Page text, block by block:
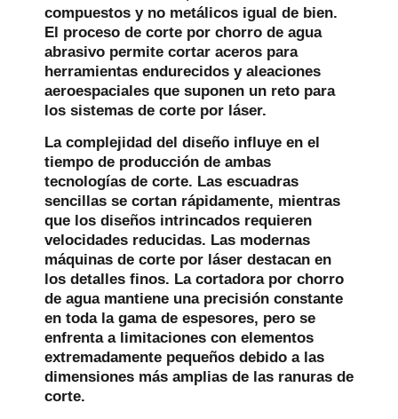
compuestos y no metálicos igual de bien.
El proceso de corte por chorro de agua
abrasivo permite cortar aceros para
herramientas endurecidos y aleaciones
aeroespaciales que suponen un reto para
los sistemas de corte por láser.
La complejidad del diseño influye en el
tiempo de producción de ambas
tecnologías de corte. Las escuadras
sencillas se cortan rápidamente, mientras
que los diseños intrincados requieren
velocidades reducidas. Las modernas
máquinas de corte por láser destacan en
los detalles finos. La cortadora por chorro
de agua mantiene una precisión constante
en toda la gama de espesores, pero se
enfrenta a limitaciones con elementos
extremadamente pequeños debido a las
dimensiones más amplias de las ranuras de
corte.